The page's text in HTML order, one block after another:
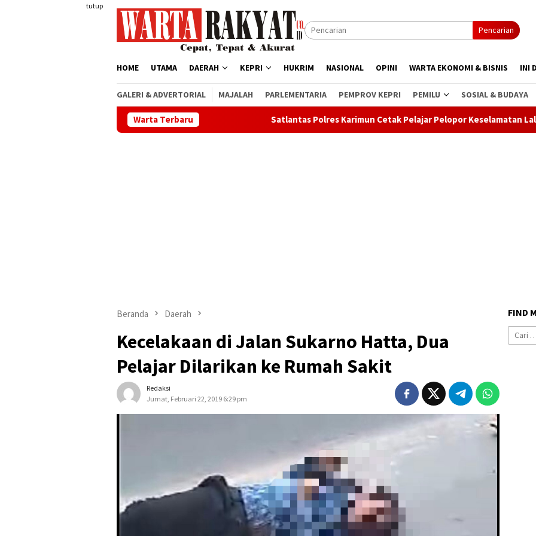
tutup
Pencarian
HOME UTAMA DAERAH KEPRI HUKRIM NASIONAL OPINI WARTA EKONOMI & BISNIS INI
GALERI & ADVERTORIAL MAJALAH PARLEMENTARIA PEMPROV KEPRI PEMILU SOSIAL & BUDAYA
Warta Terbaru Satlantas Polres Karimun Cetak Pelajar Pelopor Keselamatan Lalu Lintas
Beranda Daerah
Kecelakaan di Jalan Sukarno Hatta, Dua
Pelajar Dilarikan ke Rumah Sakit
Redaksi
Jumat, Februari 22, 2019 6:29 pm
FIND
Cari
untuk: